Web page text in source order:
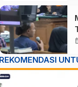
REKOMENDASI